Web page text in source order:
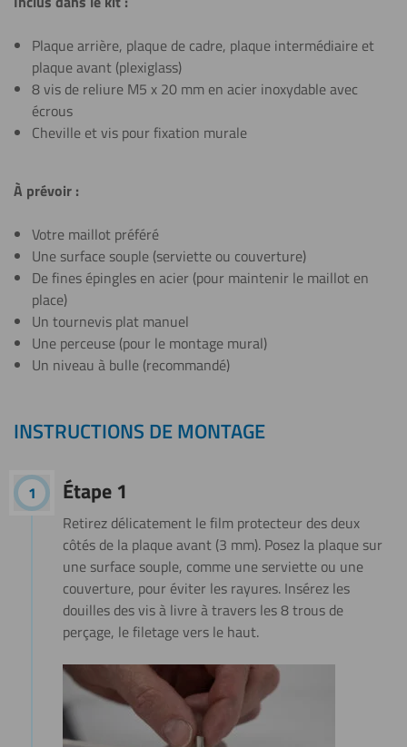
Plaque arrière, plaque de cadre, plaque intermédiaire et
plaque avant (plexiglass)
8 vis de reliure M5 x 20 mm en acier inoxydable avec
écrous
Cheville et vis pour fixation murale
À prévoir :
Votre maillot préféré
Une surface souple (serviette ou couverture)
De fines épingles en acier (pour maintenir le maillot en
place)
Un tournevis plat manuel
Une perceuse (pour le montage mural)
Un niveau à bulle (recommandé)
INSTRUCTIONS DE MONTAGE
Étape 1
Retirez délicatement le film protecteur des deux
côtés de la plaque avant (3 mm). Posez la plaque sur
une surface souple, comme une serviette ou une
couverture, pour éviter les rayures. Insérez les
douilles des vis à livre à travers les 8 trous de
perçage, le filetage vers le haut.